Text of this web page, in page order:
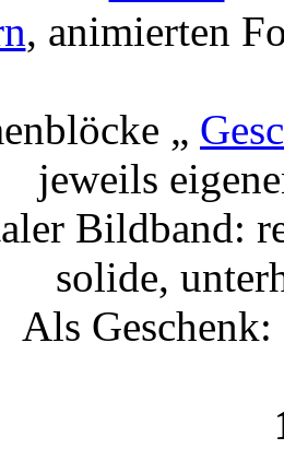
, animierten
„
jeweils
Bildband:
solide,
Als